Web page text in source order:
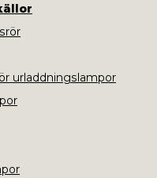
urladdningslampor